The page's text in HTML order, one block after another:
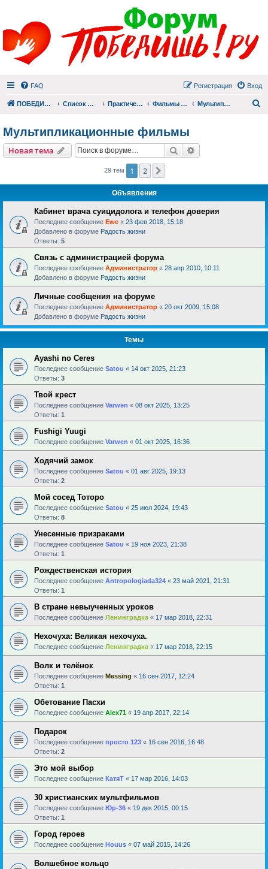
FAQ Вход
Регистрация
ПОБЕДИШЬ.РУ Список форумов Практический раздел Фильмы для души Мультипликационные фильмы
Мультипликационные фильмы
Новая тема Поиск
29 тем 1 2
Объявления
Кабинет врача суицидолога и телефон доверия
Последнее сообщение Ewe « 23 фев 2018, 15:18
Добавлено в форуме Радость жизни
Ответы: 5
Связь с администрацией форума
Последнее сообщение Администратор « 28 апр 2010, 10:11
Добавлено в форуме Радость жизни
Личные сообщения на форуме
Последнее сообщение Администратор « 20 окт 2009, 15:08
Добавлено в форуме Радость жизни
Темы
Ayashi no Ceres
Последнее сообщение Satou « 14 окт 2025, 21:23
Ответы: 3
Твой крест
Последнее сообщение Varwen « 08 окт 2025, 13:25
Ответы: 1
Fushigi Yuugi
Последнее сообщение Varwen « 01 окт 2025, 16:36
Ходячий замок
Последнее сообщение Satou « 01 авг 2025, 19:13
Ответы: 2
Мой сосед Тоторо
Последнее сообщение Satou « 25 июл 2024, 19:43
Ответы: 8
Унесенные призраками
Последнее сообщение Satou « 19 ноя 2023, 21:38
Ответы: 1
Рождественская история
Последнее сообщение Antropologiada324 « 23 май 2021, 21:31
Ответы: 1
В стране невыученных уроков
Последнее сообщение Ленинградка « 17 мар 2018, 22:31
Нехочуха: Великая нехочуха.
Последнее сообщение Ленинградка « 17 мар 2018, 22:15
Волк и телёнок
Последнее сообщение Messing « 16 сен 2017, 12:24
Ответы: 1
Обетование Пасхи
Последнее сообщение Alex71 « 19 апр 2017, 22:14
Подарок
Последнее сообщение просто 123 « 16 сен 2016, 16:48
Ответы: 2
Это мой выбор
Последнее сообщение КатяТ « 17 мар 2016, 14:03
30 христианских мультфильмов
Последнее сообщение Юр-36 « 19 дек 2015, 00:15
Ответы: 1
Город героев
Последнее сообщение Houus « 07 май 2015, 14:26
Волшебное кольцо